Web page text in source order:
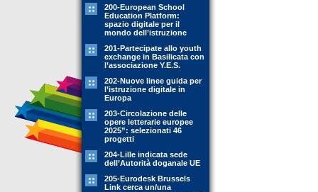
200-European School
Education Platform:
spazio digitale per il
mondo dell’istruzione
201-Partecipate allo youth
exchange in Basilicata con
l’associazione Y.E.S.
202-Nuove linee guida per
l’istruzione digitale in
Europa
203-Circolazione delle
opere letterarie europee
2025”: selezionati 46
progetti
204-Lille indicata sede
dell’Autorità doganale UE
205-Eurodesk Brussels
Link cerca un/una